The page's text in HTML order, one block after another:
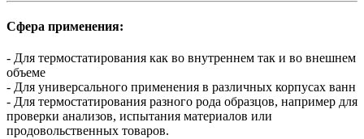
Сфера применения:
- Для термостатирования как во внутреннем так и во внешнем
объеме
- Для универсального применения в различных корпусах ванн
- Для термостатирования разного рода образцов, например для
проверки анализов, испытания материалов или
продовольственных товаров.